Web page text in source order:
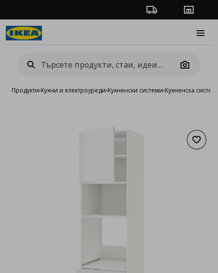
Проследяване на
Camera
Продукти›Кухни и електроуреди›Кухненски системи›Кухненска